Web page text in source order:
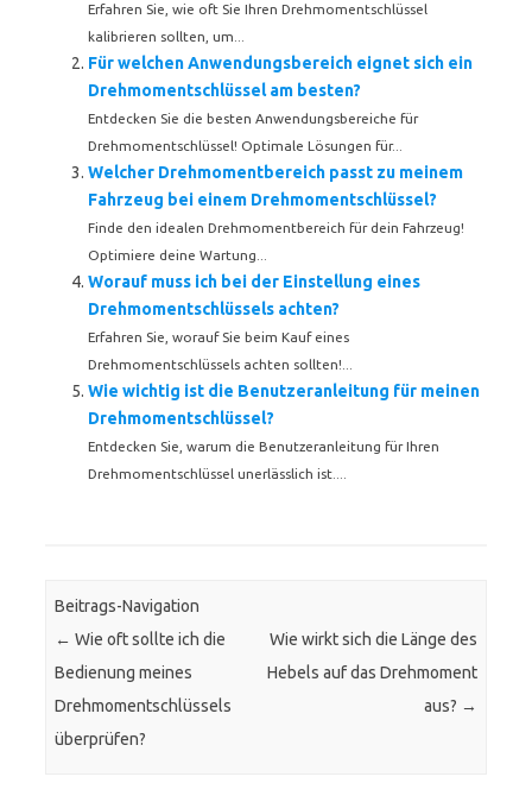
Erfahren Sie, wie oft Sie Ihren Drehmomentschlüssel
kalibrieren sollten, um...
Für welchen Anwendungsbereich eignet sich ein
Drehmomentschlüssel am besten?
Entdecken Sie die besten Anwendungsbereiche für
Drehmomentschlüssel! Optimale Lösungen für...
Welcher Drehmomentbereich passt zu meinem
Fahrzeug bei einem Drehmomentschlüssel?
Finde den idealen Drehmomentbereich für dein Fahrzeug!
Optimiere deine Wartung...
Worauf muss ich bei der Einstellung eines
Drehmomentschlüssels achten?
Erfahren Sie, worauf Sie beim Kauf eines
Drehmomentschlüssels achten sollten!...
Wie wichtig ist die Benutzeranleitung für meinen
Drehmomentschlüssel?
Entdecken Sie, warum die Benutzeranleitung für Ihren
Drehmomentschlüssel unerlässlich ist....
Beitrags-Navigation
← Wie oft sollte ich die
Bedienung meines
Drehmomentschlüssels
überprüfen?
Wie wirkt sich die Länge des
Hebels auf das Drehmoment
aus? →